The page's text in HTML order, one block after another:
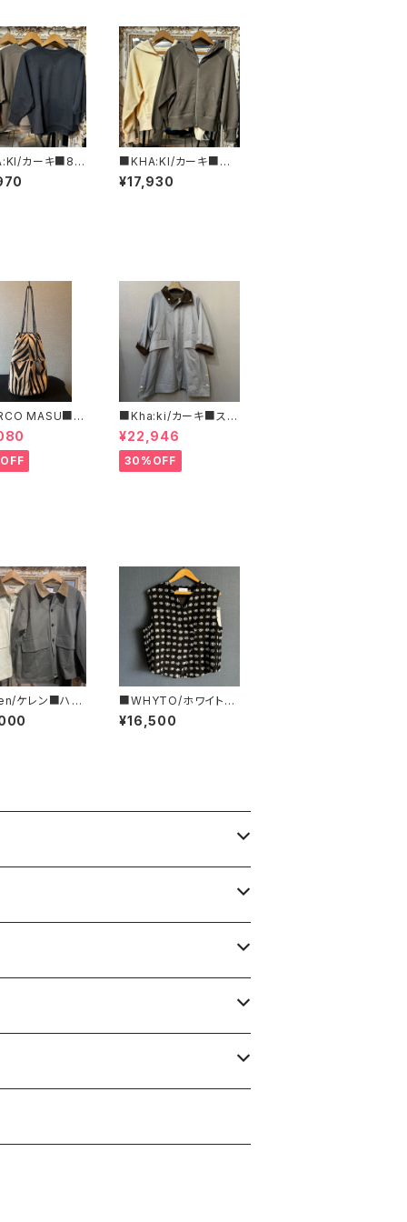
カーキ■8分
ットシャツ■MI
■KHA:KI/カーキ■ジ
ップアップフーディー■
MIL26HCS3473■
¥17,930
MASU■マ
ジ■ハラコ・ゼ
着BAG■程よ
で可愛い
■Kha:ki/カーキ■スタ
ンドカラー・コート■
¥22,946
30%OFF
ケレン■ハン
・ワークジャケ
■WHYTO/ホワイト■
ジャガード・アシンメトリ
ーベスト■WHT26HB
¥16,500